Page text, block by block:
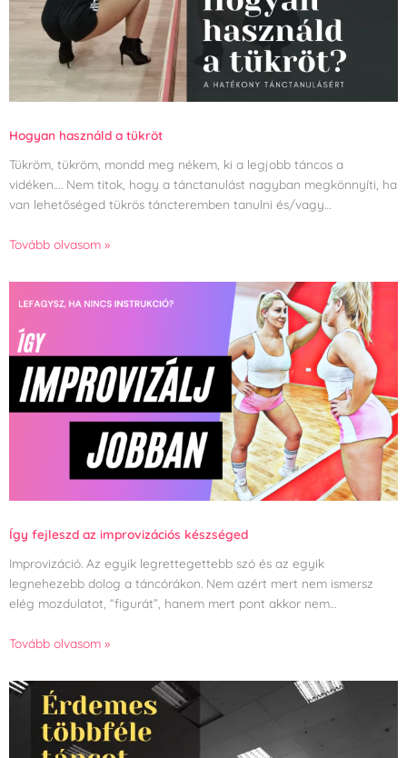
Hogyan használd a tükröt
Tükröm, tükröm, mondd meg nékem, ki a legjobb táncos a
vidéken…. Nem titok, hogy a tánctanulást nagyban megkönnyíti, ha
van lehetőséged tükrös táncteremben tanulni és/vagy…
Tovább olvasom »
Így fejleszd az improvizációs készséged
Improvizáció. Az egyik legrettegettebb szó és az egyik
legnehezebb dolog a táncórákon. Nem azért mert nem ismersz
elég mozdulatot, “figurát”, hanem mert pont akkor nem…
Tovább olvasom »